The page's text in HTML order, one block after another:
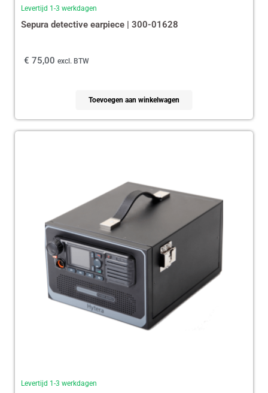
Levertijd 1-3 werkdagen
Sepura detective earpiece | 300-01628
€ 75,00 excl. BTW
Toevoegen aan winkelwagen
Levertijd 1-3 werkdagen